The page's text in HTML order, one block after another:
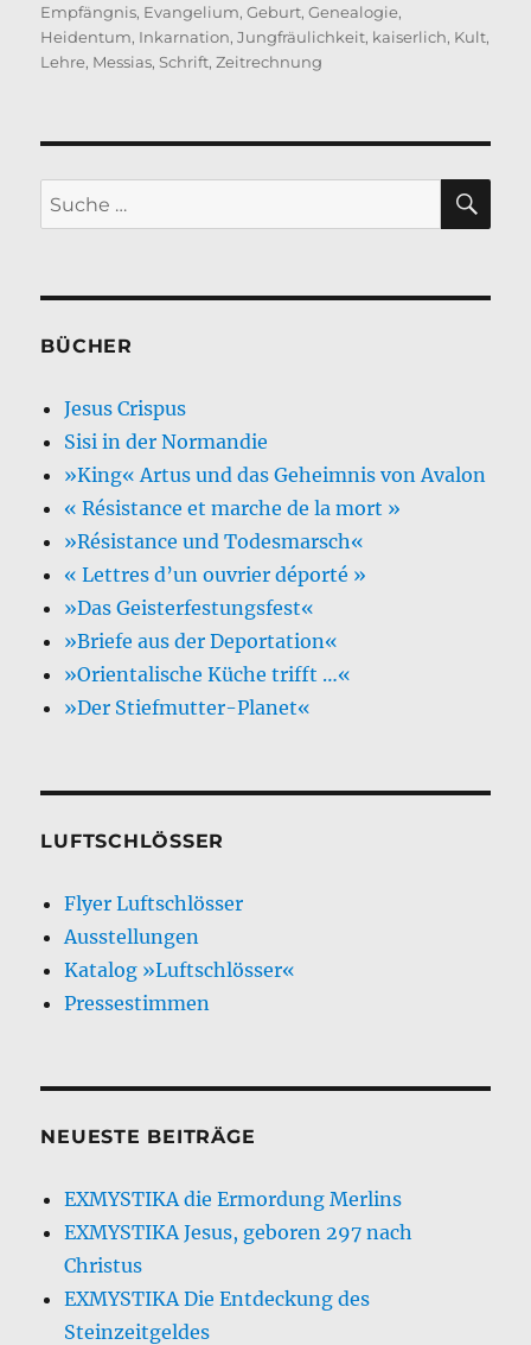
Empfängnis, Evangelium,Geburt,Genealogie,
Heidentum, Inkarnation,Jungfräulichkeit, kaiserlich, Kult,
Lehre, Messias,Schrift,Zeitrechnung
Suche
nach:
BÜCHER
Jesus Crispus
Sisi in der Normandie
»King« Artus und das Geheimnis von Avalon
« Résistance et marche de la mort »
»Résistance und Todesmarsch«
« Lettres d’un ouvrier déporté »
»Das Geisterfestungsfest«
»Briefe aus der Deportation«
»Orientalische Küche trifft …«
»Der Stiefmutter-Planet«
LUFTSCHLÖSSER
Flyer Luftschlösser
Ausstellungen
Katalog »Luftschlösser«
Pressestimmen
NEUESTE BEITRÄGE
EXMYSTIKA die Ermordung Merlins
EXMYSTIKA Jesus, geboren 297 nach
Christus
EXMYSTIKA Die Entdeckung des
Steinzeitgeldes